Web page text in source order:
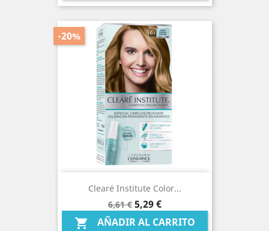
Clearé Institute Color...
Precio
base
6,61 €
-20%
Precio
5,29 €
 AÑADIR AL CARRITO